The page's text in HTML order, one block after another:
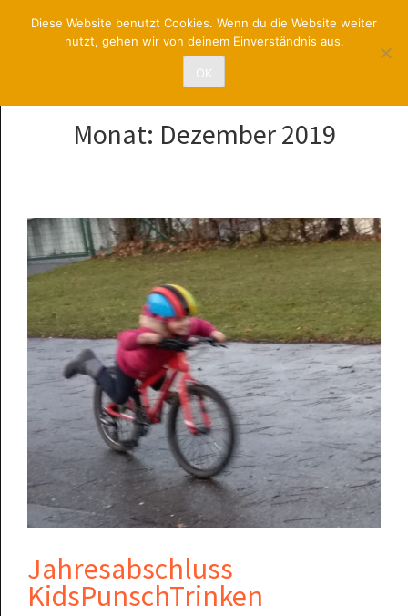
RadsportUNION
St. Pölten
Monat: Dezember 2019
Jahresabschluss
KidsPunschTrinken
Diese Website benutzt Cookies. Wenn du die Website weiter
nutzt, gehen wir von deinem Einverständnis aus.
OK